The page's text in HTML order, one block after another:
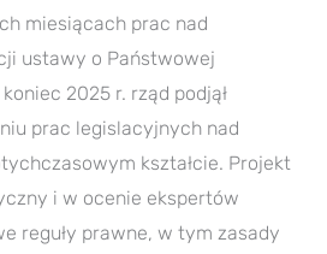
miesiącach prac nad
ustawy o Państwowej
2025 r. rząd podjął
prac legislacyjnych nad
kształcie. Projekt
i w ocenie ekspertów
reguły prawne, w tym zasady